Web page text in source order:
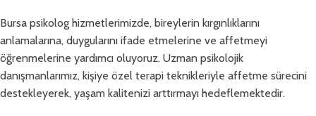
Bursa psikolog hizmetlerimizde, bireylerin kırgınlıklarını
anlamalarına, duygularını ifade etmelerine ve affetmeyi
öğrenmelerine yardımcı oluyoruz. Uzman psikolojik
danışmanlarımız, kişiye özel terapi teknikleriyle affetme sürecini
destekleyerek, yaşam kalitenizi arttırmayı hedeflemektedir.